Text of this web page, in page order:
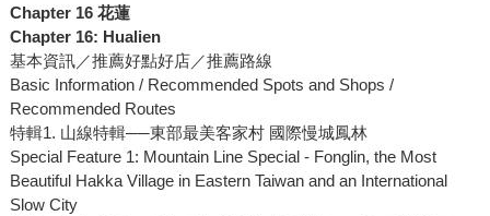
Chapter 16 花蓮
Chapter 16: Hualien
基本資訊／推薦好點好店／推薦路線
Basic Information / Recommended Spots and Shops /
Recommended Routes
特輯1. 山線特輯──東部最美客家村 國際慢城鳳林
Special Feature 1: Mountain Line Special - Fonglin, the Most
Beautiful Hakka Village in Eastern Taiwan and an International
Slow City